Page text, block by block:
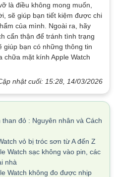
là điều không mong muốn,
sẽ giúp bạn tiết kiệm được chi
của mình. Ngoài ra, hãy
cẩn thận để tránh tình trạng
giúp bạn có những thông tin
chữa mặt kính Apple Watch
nhật cuối: 15:28, 14/03/2026
đỏ : Nguyên nhân và Cách
vỏ bị tróc sơn từ A đến Z
Watch sạc không vào pin, các
nhà
Watch không đo được nhịp